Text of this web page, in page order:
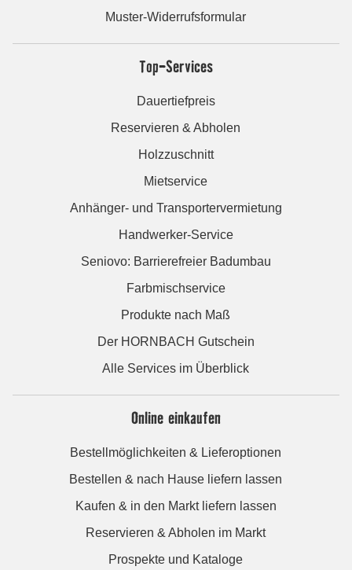
Muster-Widerrufsformular
Top-Services
Dauertiefpreis
Reservieren & Abholen
Holzzuschnitt
Mietservice
Anhänger- und Transportervermietung
Handwerker-Service
Seniovo: Barrierefreier Badumbau
Farbmischservice
Produkte nach Maß
Der HORNBACH Gutschein
Alle Services im Überblick
Online einkaufen
Bestellmöglichkeiten & Lieferoptionen
Bestellen & nach Hause liefern lassen
Kaufen & in den Markt liefern lassen
Reservieren & Abholen im Markt
Prospekte und Kataloge